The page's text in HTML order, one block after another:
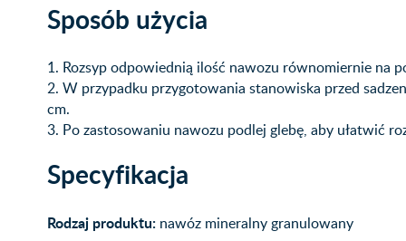
Sposób użycia
1. Rozsyp odpowiednią ilość nawozu równomiernie na
2. W przypadku przygotowania stanowiska przed
cm.
3. Po zastosowaniu nawozu podlej glebę, aby ułatwić
Specyfikacja
Rodzaj produktu: nawóz mineralny granulowany